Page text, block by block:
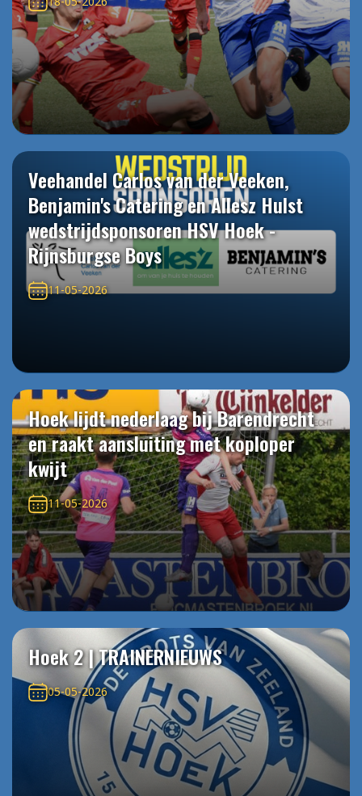
Veehandel Carlos van der Veeken,
Benjamin's Catering en Allesz Hulst
wedstrijdsponsoren HSV Hoek -
Rijnsburgse Boys
11-05-2026
Hoek lijdt nederlaag bij Barendrecht
en raakt aansluiting met koploper
kwijt
11-05-2026
Hoek 2 | TRAINERNIEUWS
05-05-2026